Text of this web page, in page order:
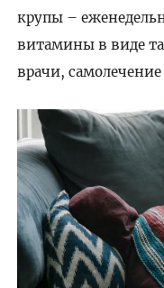
крупы –
витамины в виде
врачи,